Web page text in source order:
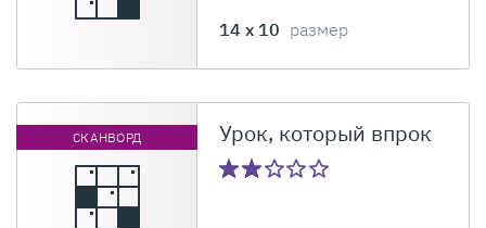
14 x 10 размер
СКАНВОРД Урок, который впрок